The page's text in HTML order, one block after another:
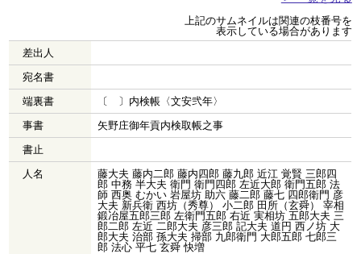
上記のサムネイルは関連の枝番号を
表示している場合があります
差出人
宛名書
端裏書
〔 〕内検帳〈文安弐年〉
事書
矢野庄御年貢内検取帳之事
書止
人名
藤大夫 藤内二郎 藤内四郎 藤九郎 近江 覚賢 三郎四
郎 中務 半大夫 衛門 衛門四郎 左近大郎 衛門五郎 法
師 西奥 むかい 岩屋坊 助六 藤二郎 藤七 四郎衛門 彦
大夫 新兵衛 西坊（秀尊） 小二郎 田所（玄舜） 宰相
鍛冶屋五郎三郎 左衛門五郎 右近 実相坊 五郎大夫 三
郎二郎 左近 二郎大夫 彦三郎 記大夫 道円 西ノ坊 大
郎大夫 治部 孫大夫 掃部 九郎衛門 大郎五郎 七郎三
郎 法心 平七 玄舜 快増